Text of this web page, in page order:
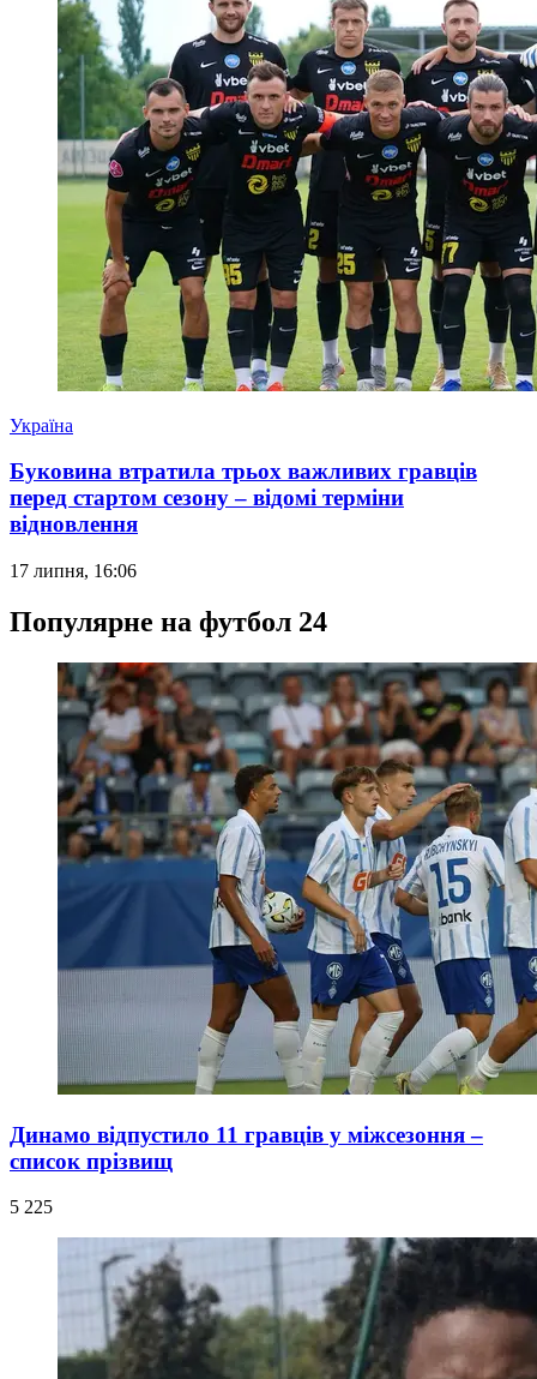
Україна
Буковина втратила трьох важливих гравців
перед стартом сезону – відомі терміни
відновлення
17 липня, 16:06
Популярне на футбол 24
Динамо відпустило 11 гравців у міжсезоння –
список прізвищ
5 225